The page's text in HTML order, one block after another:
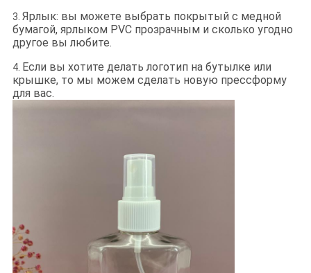
3. Ярлык: вы можете выбрать покрытый с медной
бумагой, ярлыком PVC прозрачным и сколько угодно
другое вы любите.
4. Если вы хотите делать логотип на бутылке или
крышке, то мы можем сделать новую прессформу
для вас.